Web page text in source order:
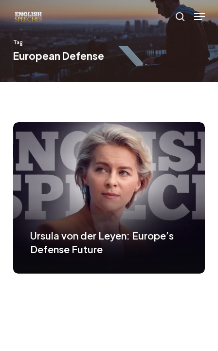
to
main
content
search
Menu
Tag
European Defense
Ursula von der Leyen: Europe’s
Defense Future